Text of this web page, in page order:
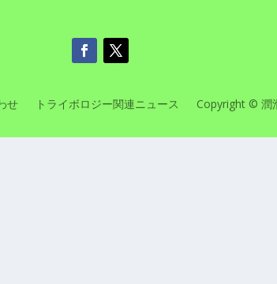
せ トライボロジー関連ニュース Copyright © 潤